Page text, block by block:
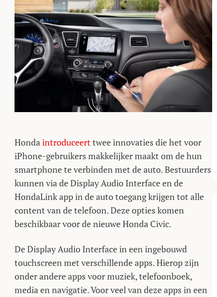
Hondaintroduceerttwee innovaties die het voor
iPhone-gebruikers makkelijker maakt om de hun
smartphone te verbinden met de auto. Bestuurders
kunnen via de Display Audio Interface en de
HondaLink app in de auto toegang krijgen tot alle
content van de telefoon. Deze opties komen
beschikbaar voor de nieuwe Honda Civic.
De Display Audio Interface in een ingebouwd
touchscreen met verschillende apps. Hierop zijn
onder andere apps voor muziek, telefoonboek,
media en navigatie. Voor veel van deze apps in een